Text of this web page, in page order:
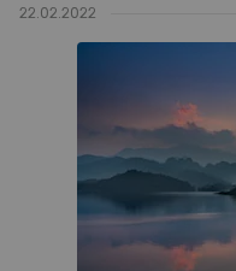
22.02.2022